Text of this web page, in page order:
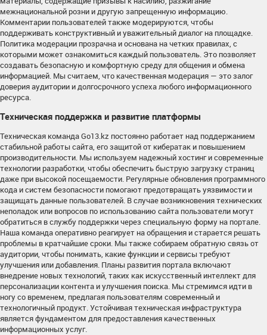
межнациональной розни и другую запрещенную информацию.
Комментарии пользователей также модерируются, чтобы
поддерживать конструктивный и уважительный диалог на площадке.
Политика модерации прозрачна и основана на четких правилах, с
которыми может ознакомиться каждый пользователь. Это позволяет
создавать безопасную и комфортную среду для общения и обмена
информацией. Мы считаем, что качественная модерация — это залог
доверия аудитории и долгосрочного успеха любого информационного
ресурса.
Техническая поддержка и развитие платформы
Техническая команда Go13.kz постоянно работает над поддержанием
стабильной работы сайта, его защитой от кибератак и повышением
производительности. Мы используем надежный хостинг и современные
технологии разработки, чтобы обеспечить быструю загрузку страниц
даже при высокой посещаемости. Регулярные обновления программного
кода и систем безопасности помогают предотвращать уязвимости и
защищать данные пользователей. В случае возникновения технических
неполадок или вопросов по использованию сайта пользователи могут
обратиться в службу поддержки через специальную форму на портале.
Наша команда оперативно реагирует на обращения и старается решать
проблемы в кратчайшие сроки. Мы также собираем обратную связь от
аудитории, чтобы понимать, какие функции и сервисы требуют
улучшения или добавления. Планы развития портала включают
внедрение новых технологий, таких как искусственный интеллект для
персонализации контента и улучшения поиска. Мы стремимся идти в
ногу со временем, предлагая пользователям современный и
технологичный продукт. Устойчивая техническая инфраструктура
является фундаментом для предоставления качественных
информационных услуг.